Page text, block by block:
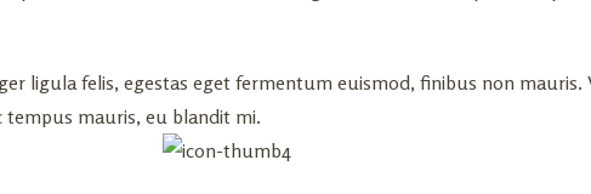
ligula felis, egestas eget fermentum euismod, finibus non mauris.
tempus mauris, eu blandit mi.